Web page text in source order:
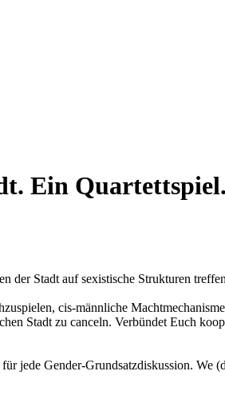
Ein Quartettspiel.
der Stadt auf sexistische Strukturen
cis-männliche
Stadt zu canceln. Verbündet Euch
jede Gender-Grundsatzdiskussion. We